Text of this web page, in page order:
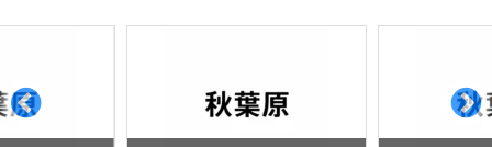

検索